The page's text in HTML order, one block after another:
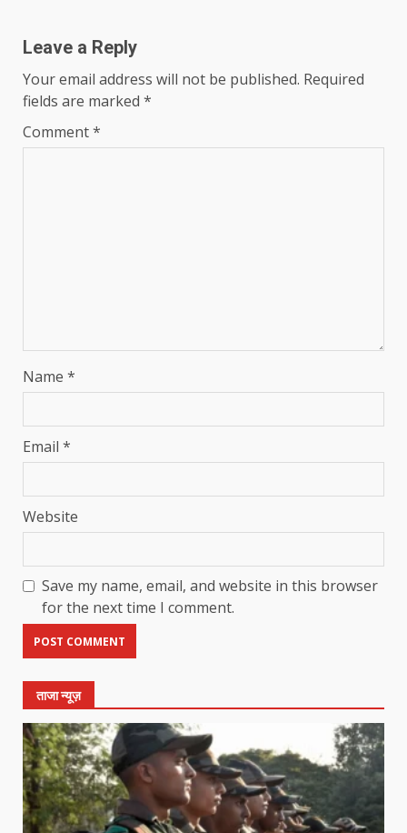
Leave a Reply
Your email address will not be published. Required
fields are marked *
Comment*
Name *
Email *
Website
Save my name, email, and website in this browser
for the next time I comment.
ताजा न्यूज़